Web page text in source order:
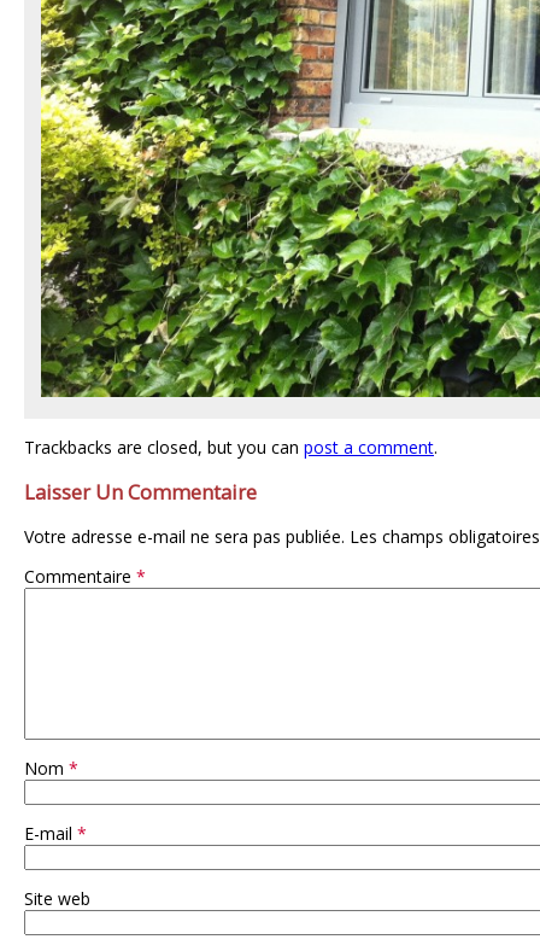
Trackbacks are closed, but you can post a comment.
Laisser Un Commentaire
Votre adresse e-mail ne sera pas publiée. Les champs
Commentaire *
Nom *
E-mail *
Site web